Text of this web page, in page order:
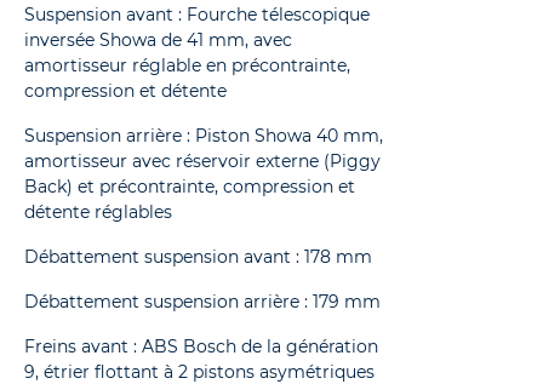
Suspension avant : Fourche télescopique
inversée Showa de 41 mm, avec
amortisseur réglable en précontrainte,
compression et détente
Suspension arrière : Piston Showa 40 mm,
amortisseur avec réservoir externe (Piggy
Back) et précontrainte, compression et
détente réglables
Débattement suspension avant : 178 mm
Débattement suspension arrière : 179 mm
Freins avant : ABS Bosch de la génération
9, étrier flottant à 2 pistons asymétriques